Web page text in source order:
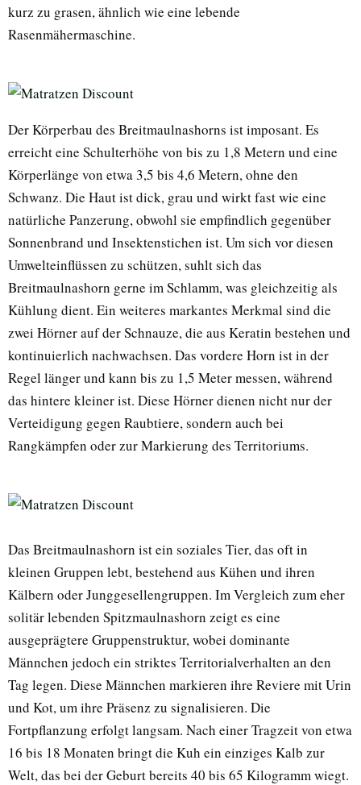
kurz zu grasen, ähnlich wie eine lebende
Rasenmähermaschine.
Der Körperbau des Breitmaulnashorns ist imposant. Es
erreicht eine Schulterhöhe von bis zu 1,8 Metern und eine
Körperlänge von etwa 3,5 bis 4,6 Metern, ohne den
Schwanz. Die Haut ist dick, grau und wirkt fast wie eine
natürliche Panzerung, obwohl sie empfindlich gegenüber
Sonnenbrand und Insektenstichen ist. Um sich vor diesen
Umwelteinflüssen zu schützen, suhlt sich das
Breitmaulnashorn gerne im Schlamm, was gleichzeitig als
Kühlung dient. Ein weiteres markantes Merkmal sind die
zwei Hörner auf der Schnauze, die aus Keratin bestehen und
kontinuierlich nachwachsen. Das vordere Horn ist in der
Regel länger und kann bis zu 1,5 Meter messen, während
das hintere kleiner ist. Diese Hörner dienen nicht nur der
Verteidigung gegen Raubtiere, sondern auch bei
Rangkämpfen oder zur Markierung des Territoriums.
Das Breitmaulnashorn ist ein soziales Tier, das oft in
kleinen Gruppen lebt, bestehend aus Kühen und ihren
Kälbern oder Junggesellengruppen. Im Vergleich zum eher
solitär lebenden Spitzmaulnashorn zeigt es eine
ausgeprägtere Gruppenstruktur, wobei dominante
Männchen jedoch ein striktes Territorialverhalten an den
Tag legen. Diese Männchen markieren ihre Reviere mit Urin
und Kot, um ihre Präsenz zu signalisieren. Die
Fortpflanzung erfolgt langsam. Nach einer Tragzeit von etwa
16 bis 18 Monaten bringt die Kuh ein einziges Kalb zur
Welt, das bei der Geburt bereits 40 bis 65 Kilogramm wiegt.